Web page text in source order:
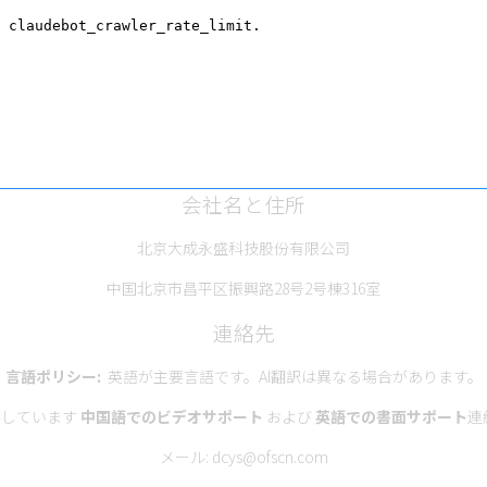
会社名と住所
北京大成永盛科技股份有限公司
中国北京市昌平区振興路28号2号棟316室
連絡先
言語ポリシー: 英語が主要言語です。AI翻訳は異なる場合があります。
ています 中国語でのビデオサポート および 英語での書面サポート連
メール: dcys@ofscn.com